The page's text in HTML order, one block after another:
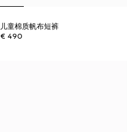
儿童棉质帆布短裤
€ 490